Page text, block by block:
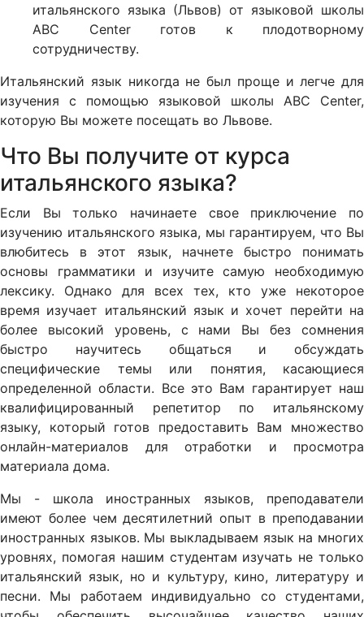
итальянского языка (Львов) от языковой школы
ABC Center готов к плодотворному
сотрудничеству.
Итальянский язык никогда не был проще и легче для
изучения с помощью языковой школы ABC Center,
которую Вы можете посещать во Львове.
Что Вы получите от курса
итальянского языка?
Если Вы только начинаете свое приключение по
изучению итальянского языка, мы гарантируем, что Вы
влюбитесь в этот язык, начнете быстро понимать
основы грамматики и изучите самую необходимую
лексику. Однако для всех тех, кто уже некоторое
время изучает итальянский язык и хочет перейти на
более высокий уровень, с нами Вы без сомнения
быстро научитесь общаться и обсуждать
специфические темы или понятия, касающиеся
определенной области. Все это Вам гарантирует наш
квалифицированный репетитор по итальянскому
языку, который готов предоставить Вам множество
онлайн-материалов для отработки и просмотра
материала дома.
Мы - школа иностранных языков, преподаватели
имеют более чем десятилетний опыт в преподавании
иностранных языков. Мы выкладываем язык на многих
уровнях, помогая нашим студентам изучать не только
итальянский язык, но и культуру, кино, литературу и
песни. Мы работаем индивидуально со студентами,